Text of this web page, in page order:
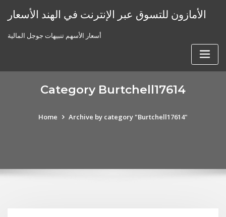
الأمازون للتسوق عبر الإنترنت في الهند الأسعار
أسعار الأسهم تنبيهات جوجل المالية
Category Burtchell17614
Home Archive by category "Burtchell17614"